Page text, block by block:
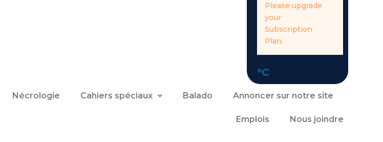
Please upgrade
your
Subscription
Plan.
°C
Nécrologie Cahiers spéciaux Balado Annoncer sur notre site
Emplois Nous joindre